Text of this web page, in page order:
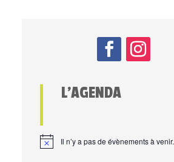
L’AGENDA
Il n’y a pas de évènements à venir.